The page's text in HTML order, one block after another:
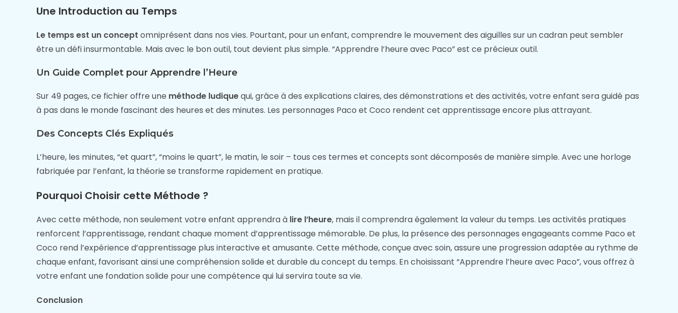
Une Introduction au Temps
Le temps est un concept omniprésent dans nos vies. Pourtant, pour un enfant, comprendre le mouvement des aiguilles sur un cadran peut sembler
être un défi insurmontable. Mais avec le bon outil, tout devient plus simple. “Apprendre l’heure avec Paco” est ce précieux outil.
Un Guide Complet pour Apprendre l’Heure
Sur 49 pages, ce fichier offre une méthode ludiquequi, grâce à des explications claires, des démonstrations et des activités, votre enfant sera guidé pas
à pas dans le monde fascinant des heures et des minutes. Les personnages Paco et Coco rendent cet apprentissage encore plus attrayant.
Des Concepts Clés Expliqués
L’heure, les minutes, “et quart”, “moins le quart”, le matin, le soir – tous ces termes et concepts sont décomposés de manière simple. Avec une horloge
fabriquée par l’enfant, la théorie se transforme rapidement en pratique.
Pourquoi Choisir cette Méthode ?
Avec cette méthode, non seulement votre enfant apprendra à lire l’heure, mais il comprendra également la valeur du temps. Les activités pratiques
renforcent l’apprentissage, rendant chaque moment d’apprentissage mémorable. De plus, la présence des personnages engageants comme Paco et
Coco rend l’expérience d’apprentissage plus interactive et amusante. Cette méthode, conçue avec soin, assure une progression adaptée au rythme de
chaque enfant, favorisant ainsi une compréhension solide et durable du concept du temps. En choisissant “Apprendre l’heure avec Paco”, vous offrez à
votre enfant une fondation solide pour une compétence qui lui servira toute sa vie.
Conclusion